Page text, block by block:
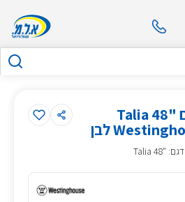
מאוורר תקרה דגם "48 Talia
דגם: "48 Talia